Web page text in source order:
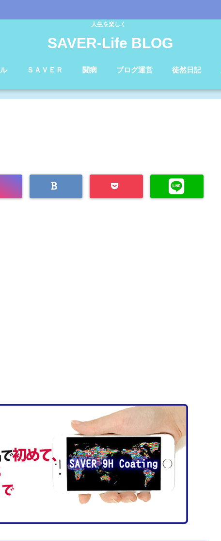
人生を楽しく
SAVER-Life BLOG
ＳＡＶＥＲ 闘病 ブログ運営 徒然日記